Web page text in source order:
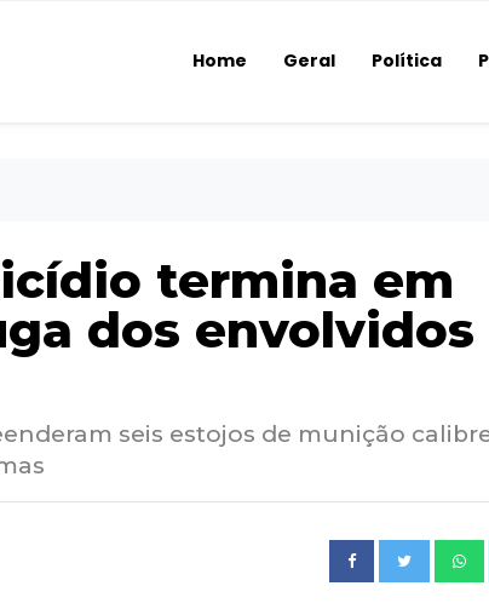
Home Geral Política
termina em
dos envolvidos
seis estojos de munição